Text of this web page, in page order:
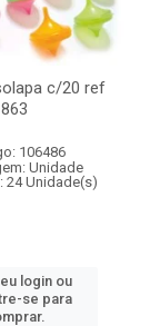
c/20 ref
863
106486
Unidade
24 Unidade(s)
login ou
se para